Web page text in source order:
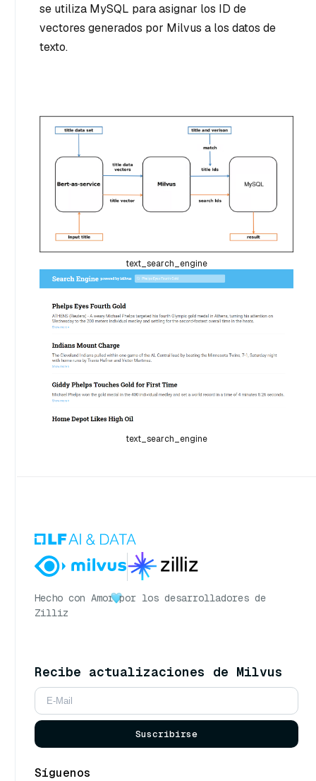
se utiliza MySQL para asignar los ID de
vectores generados por Milvus a los datos de
texto.
text_search_engine
text_search_engine
Hecho con Amor por los desarrolladores de
Zilliz
Recibe actualizaciones de Milvus
Suscribirse
Síguenos